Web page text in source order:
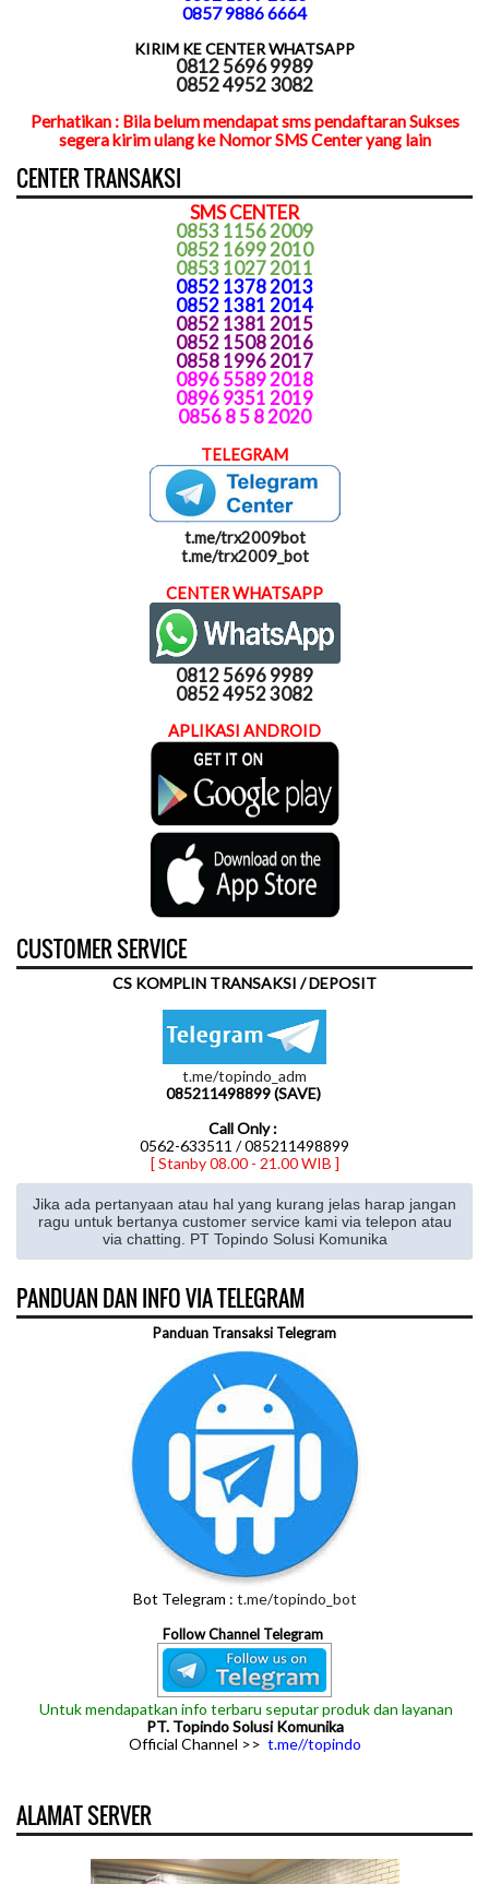
0857 9886 6664
KIRIM KE CENTER WHATSAPP
0812 5696 9989
0852 4952 3082
Perhatikan : Bila belum mendapat sms pendaftaran Sukses
segera kirim ulang ke Nomor SMS Center yang lain
CENTER TRANSAKSI
SMS CENTER
0853 1156 2009
0852 1699 2010
0853 1027 2011
0852 1378 2013
0852 1381 2014
0852 1381 2015
0852 1508 2016
0858 1996 2017
0896 5589 2018
0896 9351 2019
0856 8 5 8 2020
TELEGRAM
t.me/trx2009bot
t.me/trx2009_bot
CENTER WHATSAPP
0812 5696 9989
0852 4952 3082
APLIKASI ANDROID
CUSTOMER SERVICE
CS KOMPLIN TRANSAKSI / DEPOSIT
t.me/topindo_adm
085211498899 (SAVE)
Call Only :
0562-633511 / 085211498899
[ Stanby 08.00 - 21.00 WIB ]
Jika ada pertanyaan atau hal yang kurang jelas harap jangan
ragu untuk bertanya customer service kami via telepon atau
via chatting. PT Topindo Solusi Komunika
PANDUAN DAN INFO VIA TELEGRAM
Panduan Transaksi Telegram
Bot Telegram : t.me/topindo_bot
Follow Channel Telegram
Untuk mendapatkan info terbaru seputar produk dan layanan
PT. Topindo Solusi Komunika
Official Channel >> t.me//topindo
ALAMAT SERVER